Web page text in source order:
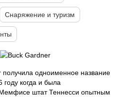
Снаряжение и туризм
одноименное название
году когда и была
штат Теннесси опытным